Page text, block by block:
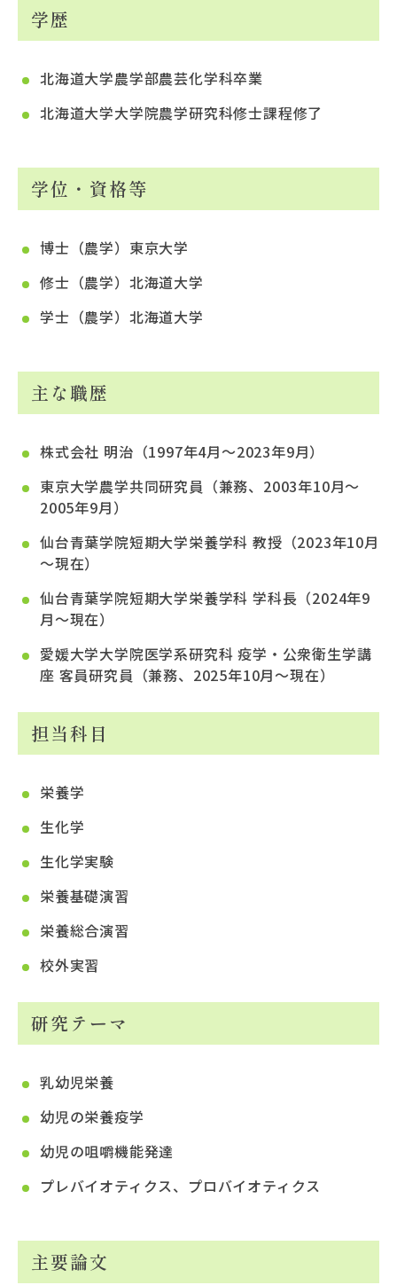
学歴
北海道大学農学部農芸化学科卒業
北海道大学大学院農学研究科修士課程修了
学位・資格等
博士（農学）東京大学
修士（農学）北海道大学
学士（農学）北海道大学
主な職歴
株式会社 明治（1997年4月～2023年9月）
東京大学農学共同研究員（兼務、2003年10月～
2005年9月）
仙台青葉学院短期大学栄養学科 教授（2023年10月
～現在）
仙台青葉学院短期大学栄養学科 学科長（2024年9
月～現在）
愛媛大学大学院医学系研究科 疫学・公衆衛生学講
座 客員研究員（兼務、2025年10月～現在）
担当科目
栄養学
生化学
生化学実験
栄養基礎演習
栄養総合演習
校外実習
研究テーマ
乳幼児栄養
幼児の栄養疫学
幼児の咀嚼機能発達
プレバイオティクス、プロバイオティクス
主要論文